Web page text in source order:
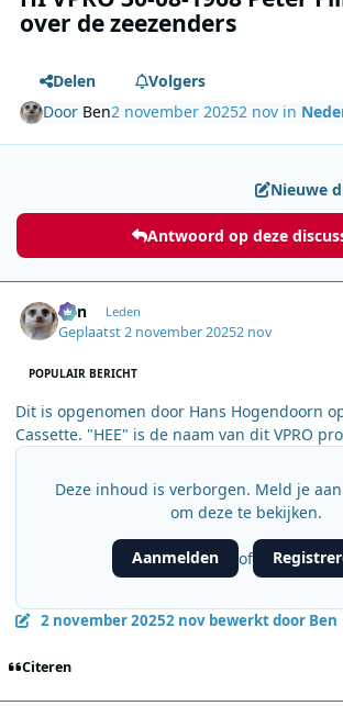
over de zeezenders
Delen
Volgers
Door Ben2 november 20252 nov in
Nieuwe
Antwoord op deze
Ben Leden
Geplaatst2 november 20252 nov
POPULAIR BERICHT
Dit is opgenomen door Hans Hogendoorn
Cassette. "HEE" is de naam van dit VPRO
Deze inhoud is verborgen. Meld je
om deze te bekijken.
Aanmelden of
2 november 20252 novbewerkt door Ben
Citeren